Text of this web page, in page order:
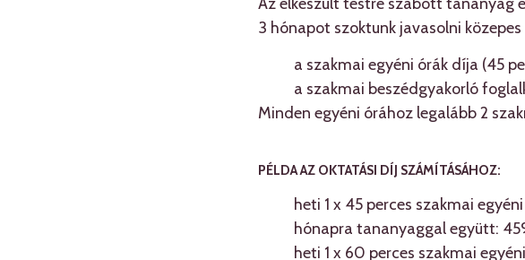
3 hónapot szoktunk javasolni
a szakmai egyéni órák díja (45
a szakmai beszédgyakorló
Minden egyéni órához legalább 2
PÉLDA AZ OKTATÁSI DÍJ SZÁMÍTÁSÁHOZ:
heti 1 x 45 perces szakmai
hónapra tananyaggal együtt:
heti 1 x 60 perces szakmai